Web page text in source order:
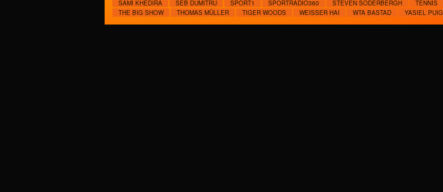
SAMI KHEDIRA
SEB DUMITRU SPORT1 SPORTRADIO360 STEVEN SODERBERGH
TENNIS
THE BIG SHOW
THOMAS MÜLLER TIGER WOODS WEISSER HAI WTA BASTAD YASIEL PUIG